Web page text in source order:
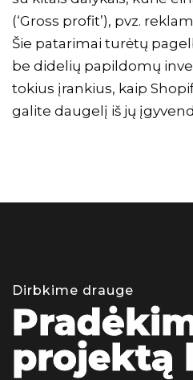
(‘Gross profit’), pvz.
Šie patarimai turėtų
be didelių papildomų
tokius įrankius, kaip
galite daugelį iš jų
Dirbkime drauge
Pradėki
projektą